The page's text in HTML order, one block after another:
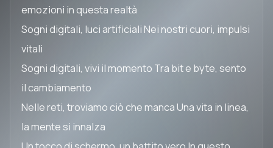
emozioni in questa realtà
Sogni digitali, luci artificiali Nei nostri cuori, impulsi
vitali
Sogni digitali, vivi il momento Tra bit e byte, sento
il cambiamento
Nelle reti, troviamo ciò che manca Una vita in linea,
la mente si innalza